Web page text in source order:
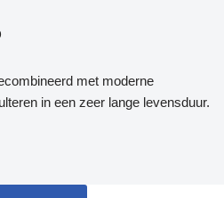
met moderne
in een zeer lange levensduur.